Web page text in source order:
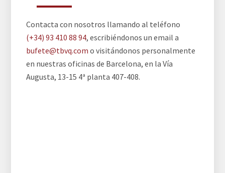
Contacta con nosotros llamando al teléfono
(+34) 93 410 88 94, escribiéndonos un email a
bufete@tbvq.com o visitándonos personalmente
en nuestras oficinas de Barcelona, en la Vía
Augusta, 13-15 4ª planta 407-408.